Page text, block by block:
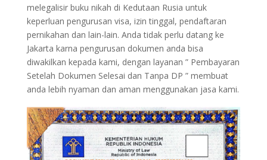
melegalisir buku nikah di Kedutaan Rusia untuk
keperluan pengurusan visa, izin tinggal, pendaftaran
pernikahan dan lain-lain. Anda tidak perlu datang ke
Jakarta karna pengurusan dokumen anda bisa
diwakilkan kepada kami, dengan layanan ” Pembayaran
Setelah Dokumen Selesai dan Tanpa DP ” membuat
anda lebih nyaman dan aman menggunakan jasa kami.